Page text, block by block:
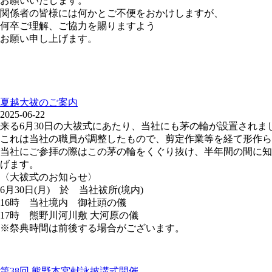
関係者の皆様には何かとご不便をおかけしますが、
何卒ご理解、ご協力を賜りますよう
お願い申し上げます。
夏越大祓のご案内
2025-06-22
来る6月30日の大祓式にあたり、当社にも茅の輪が設置されま
これは当社の職員が調整したもので、剪定作業等を経て形作
当社にご参拝の際はこの茅の輪をくぐり抜け、半年間の間に
げます。
〈大祓式のお知らせ〉
6月30日(月) 於 当社祓所(境内)
16時 当社境内 御社頭の儀
17時 熊野川河川敷 大河原の儀
※祭典時間は前後する場合がございます。